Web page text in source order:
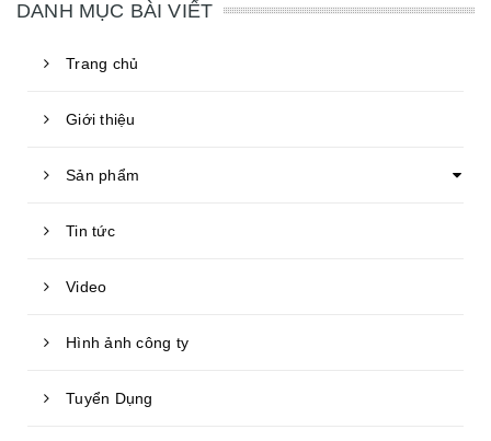
DANH MỤC BÀI VIẾT
Trang chủ
Giới thiệu
Sản phẩm
Tin tức
Video
Hình ảnh công ty
Tuyển Dụng